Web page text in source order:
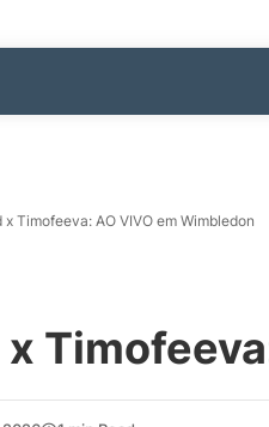
x Timofeeva: AO VIVO em Wimbledon